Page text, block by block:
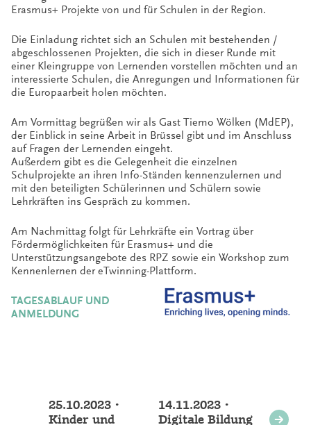
Erasmus+ Projekte von und für Schulen in der Region.
Die Einladung richtet sich an Schulen mit bestehenden /
abgeschlossenen Projekten, die sich in dieser Runde mit
einer Kleingruppe von Lernenden vorstellen möchten und an
interessierte Schulen, die Anregungen und Informationen für
die Europaarbeit holen möchten.
Am Vormittag begrüßen wir als Gast Tiemo Wölken (MdEP),
der Einblick in seine Arbeit in Brüssel gibt und im Anschluss
auf Fragen der Lernenden eingeht.
Außerdem gibt es die Gelegenheit die einzelnen
Schulprojekte an ihren Info-Ständen kennenzulernen und
mit den beteiligten Schülerinnen und Schülern sowie
Lehrkräften ins Gespräch zu kommen.
Am Nachmittag folgt für Lehrkräfte ein Vortrag über
Fördermöglichkeiten für Erasmus+ und die
Unterstützungsangebote des RPZ sowie ein Workshop zum
Kennenlernen der eTwinning-Plattform.
TAGESABLAUF UND
ANMELDUNG
Weitere
25.10.2023 •
Kinder und
14.11.2023 •
Digitale Bildung